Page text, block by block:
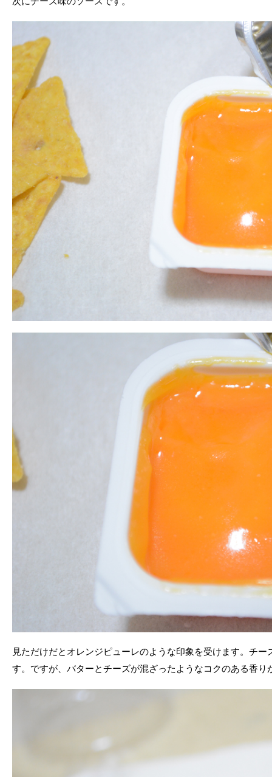
見ただけだとオレンジピューレのような印象を受けます。チ
す。ですが、バターとチーズが混ざったようなコクのある香り